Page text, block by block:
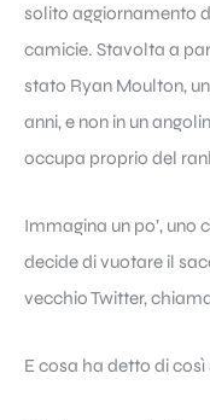
solito aggiornamento
camicie. Stavolta a
stato Ryan Moulton,
anni, e non in un
occupa proprio del
Immagina un po’, uno
decide di vuotare il
vecchio Twitter,
E cosa ha detto di